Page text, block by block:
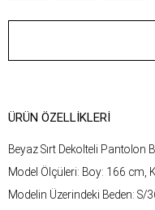
ÜRÜN ÖZELLIKLERI
Beyaz Sırt Dekolteli Pantolon
Model Ölçüleri: Boy: 166 cm,
Modelin Üzerindeki Beden: S/